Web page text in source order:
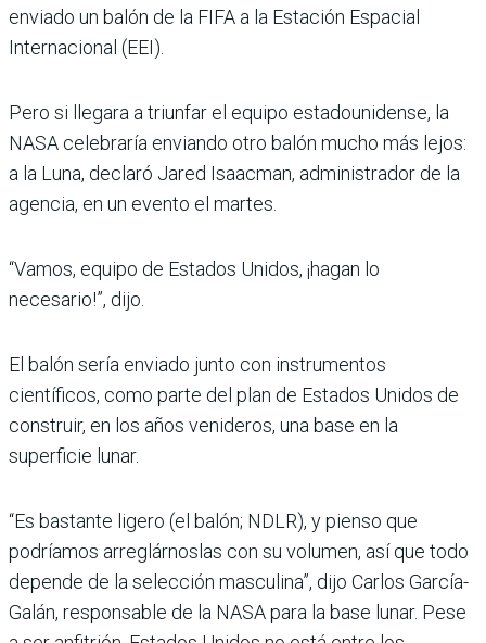
enviado un balón de la FIFA a la Estación Espacial
Internacional (EEI).
Pero si llegara a triunfar el equipo estadounidense, la
NASA celebraría enviando otro balón mucho más lejos:
a la Luna, declaró Jared Isaacman, administrador de la
agencia, en un evento el martes.
“Vamos, equipo de Estados Unidos, ¡hagan lo
necesario!”, dijo.
El balón sería enviado junto con instrumentos
científicos, como parte del plan de Estados Unidos de
construir, en los años venideros, una base en la
superficie lunar.
“Es bastante ligero (el balón; NDLR), y pienso que
podríamos arreglárnoslas con su volumen, así que todo
depende de la selección masculina”, dijo Carlos García-
Galán, responsable de la NASA para la base lunar. Pese